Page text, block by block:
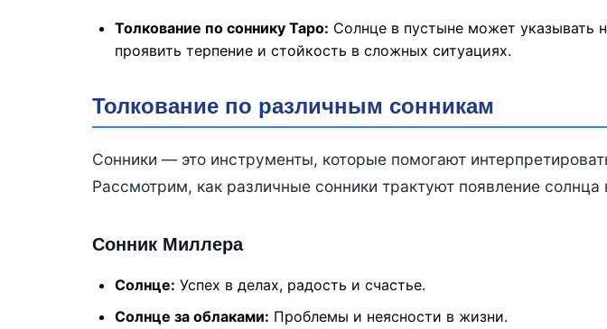
Толкование по соннику Таро: Солнце в пустыне может указывать
проявить терпение и стойкость в сложных ситуациях.
Толкование по различным сонникам
Сонники — это инструменты, которые помогают
Рассмотрим, как различные сонники трактуют появление солнца
Сонник Миллера
Солнце: Успех в делах, радость и счастье.
Солнце за облаками: Проблемы и неясности в жизни.